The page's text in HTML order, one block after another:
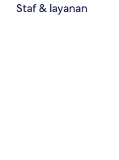
Staf & layanan